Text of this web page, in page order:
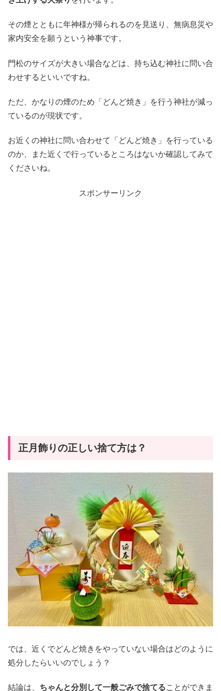
その煙とともに年神様が帰られるのを見送り、無病息災や
家内安全を願うという神事です。
門松のサイズが大きい場合などは、持ち込む神社に問い合
わせするといいですね。
ただ、かなりの煙のため「どんど焼き」を行う神社が減っ
ているのが現状です。
お近くの神社に問い合わせて「どんど焼き」を行っている
のか、また近くで行っているところはないか確認してみて
くださいね。
スポンサーリンク
正月飾りの正しい捨て方は？
では、近くでどんど焼きをやっていない場合はどのように
処分したらいいのでしょう？
結論は、 ちゃんと分別して一般ごみで捨てることができま